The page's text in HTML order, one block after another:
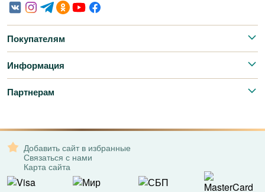
Покупателям
Информация
Партнерам
Добавить сайт в избранные
Связаться с нами
Карта сайта